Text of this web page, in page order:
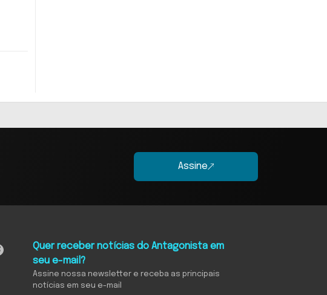
Assine
Quer receber notícias do Antagonista em
seu e-mail?
Assine nossa newsletter e receba as principais
notícias em seu e-mail